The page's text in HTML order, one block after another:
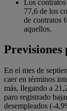
Los
77,6 de los
de contratos
aquellos.
Previsiones
En el mes de
caer en términos
más, llegando a
paro registrado
desempleados (-